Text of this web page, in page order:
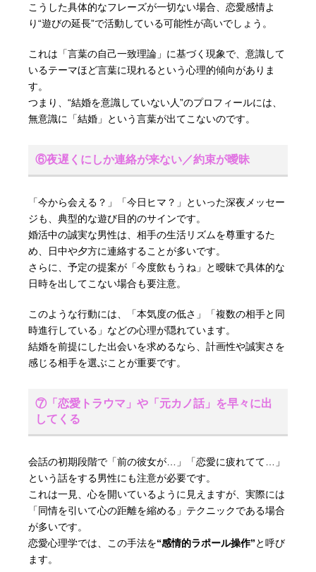
こうした具体的なフレーズが一切ない場合、恋愛感情よ
り“遊びの延長”で活動している可能性が高いでしょう。
これは「言葉の自己一致理論」に基づく現象で、意識して
いるテーマほど言葉に現れるという心理的傾向がありま
す。
つまり、“結婚を意識していない人”のプロフィールには、
無意識に「結婚」という言葉が出てこないのです。
⑥夜遅くにしか連絡が来ない／約束が曖昧
「今から会える？」「今日ヒマ？」といった深夜メッセー
ジも、典型的な遊び目的のサインです。
婚活中の誠実な男性は、相手の生活リズムを尊重するた
め、日中や夕方に連絡することが多いです。
さらに、予定の提案が「今度飲もうね」と曖昧で具体的な
日時を出してこない場合も要注意。
このような行動には、「本気度の低さ」「複数の相手と同
時進行している」などの心理が隠れています。
結婚を前提にした出会いを求めるなら、計画性や誠実さを
感じる相手を選ぶことが重要です。
⑦「恋愛トラウマ」や「元カノ話」を早々に出
してくる
会話の初期段階で「前の彼女が…」「恋愛に疲れてて…」
という話をする男性にも注意が必要です。
これは一見、心を開いているように見えますが、実際には
「同情を引いて心の距離を縮める」テクニックである場合
が多いです。
恋愛心理学では、この手法を“感情的ラポール操作”と呼び
ます。